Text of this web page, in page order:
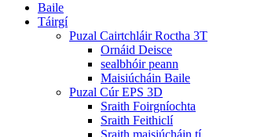
Baile
Táirgí
Puzal Cairtchláir Roctha 3T
Ornáid Deisce
sealbhóir peann
Maisiúcháin Baile
Puzal Cúr EPS 3D
Sraith Foirgníochta
Sraith Feithiclí
Sraith maisiúcháin tí